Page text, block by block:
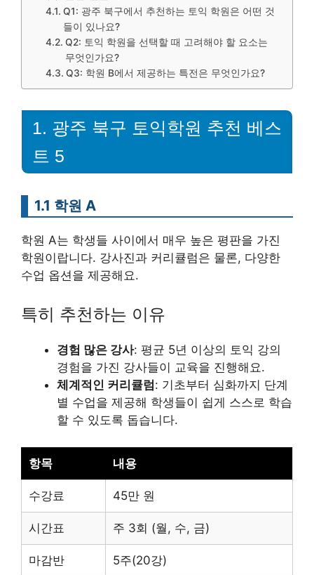
Q1: 광주 북구에서 추천하는 토익 학원은 어떤 것
들이 있나요?
Q2: 토익 학원을 선택할 때 고려해야 할 요소는
무엇인가요?
Q3: 학원 B에서 제공하는 특전은 무엇인가요?
1. 광주 북구 토익학원 추천 베스
트 5
1.1 학원 A
학원 A는 학생들 사이에서 매우 높은 평판을 가진
학원이랍니다. 강사진과 커리큘럼은 물론, 다양한
수업 옵션을 제공해요.
특히 추천하는 이유
경험 많은 강사: 평균 5년 이상의 토익 강의
경험을 가진 강사들이 교육을 진행해요.
체계적인 커리큘럼 : 기초부터 심화까지 단계
별 수업을 제공해 학생들이 쉽게 스스로 학습
할 수 있도록 돕습니다.
항목 내용
수강료 45만 원
시간표 주 3회 (월, 수, 금)
마감반 5주(20강)